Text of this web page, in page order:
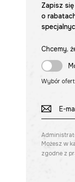
Zapisz
o
Chcemy,
Wybór
Możesz w
zgodne z